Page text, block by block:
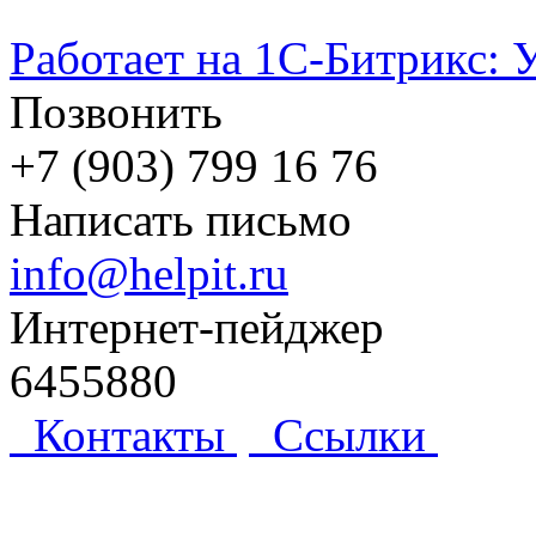
Работает на 1С-Битрикс:
Позвонить
+7 (903) 799 16 76
Написать письмо
info@helpit.ru
Интернет-пейджер
6455880
Контакты
Ссылки